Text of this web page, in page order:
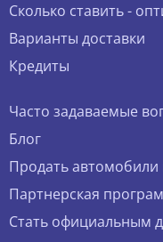
Сколько ставить -
Варианты доставки
Кредиты
Часто задаваемые
Блог
Продать автомобили
Партнерская
Стать официальным